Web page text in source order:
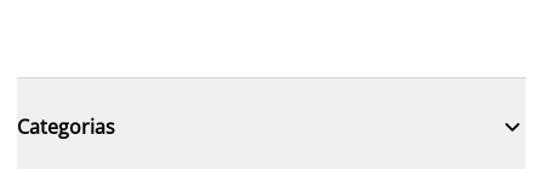
Categorias 